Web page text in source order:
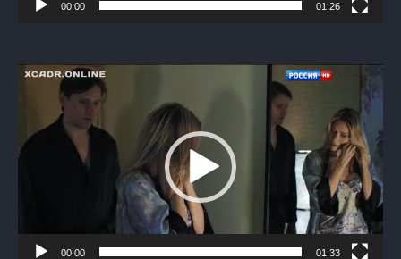
00:00 01:26
Видеоплеер
00:00 01:33